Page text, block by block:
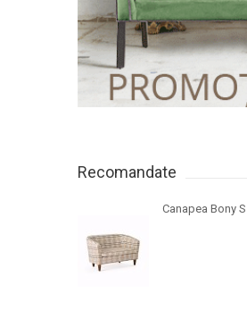
Recomandate
Canapea Bony S